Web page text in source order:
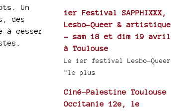
Un
des
à cesser
1er Festival SAPPHIXXX,
Lesbo-Queer & artistique
- sam 18 et dim 19 avril
à Toulouse
Le 1er festival Lesbo-Queer
"le plus
Ciné-Palestine Toulouse
Occitanie 12e, le